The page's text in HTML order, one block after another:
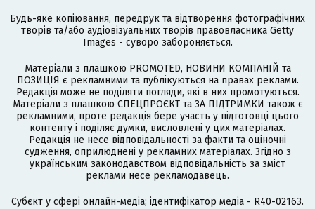
Будь-яке копіювання, передрук та відтворення фотографічних
творів та/або аудіовізуальних творів правовласника Getty
Images - суворо забороняється.
Матеріали з плашкою PROMOTED, НОВИНИ КОМПАНІЙ та
ПОЗИЦІЯ є рекламними та публікуються на правах реклами.
Редакція може не поділяти погляди, які в них промотуються.
Матеріали з плашкою СПЕЦПРОЄКТ та ЗА ПІДТРИМКИ також є
рекламними, проте редакція бере участь у підготовці цього
контенту і поділяє думки, висловлені у цих матеріалах.
Редакція не несе відповідальності за факти та оціночні
судження, оприлюднені у рекламних матеріалах. Згідно з
українським законодавством відповідальність за зміст
реклами несе рекламодавець.
Cубєкт у сфері онлайн-медіа; ідентифікатор медіа - R40-02163.